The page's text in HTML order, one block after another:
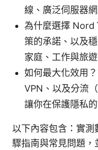
線、廣泛伺服器
為什麼選擇 Nord
策的承諾、以及
家庭、工作與旅
如何最大化效用
VPN、以及分流
讓你在保護隱私
以下內容包含：實測
驟指南與常見問題